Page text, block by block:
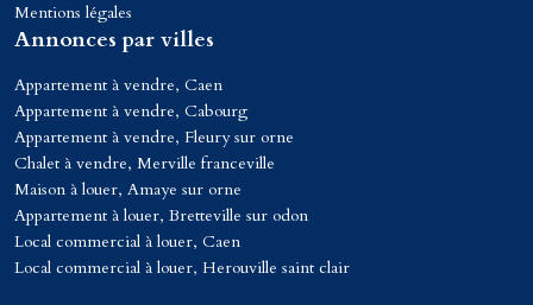
Mentions légales
Annonces par villes
Appartement à vendre, Caen
Appartement à vendre, Cabourg
Appartement à vendre, Fleury sur orne
Chalet à vendre, Merville franceville
Maison à louer, Amaye sur orne
Appartement à louer, Bretteville sur odon
Local commercial à louer, Caen
Local commercial à louer, Herouville saint clair